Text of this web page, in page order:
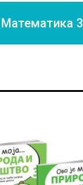
Математика 3